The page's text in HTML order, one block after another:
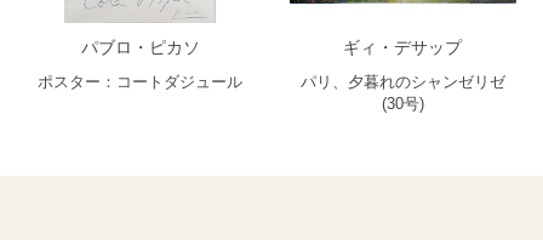
パブロ・ピカソ
ポスター：コートダジュール
ギィ・デサップ
パリ、夕暮れのシャンゼリゼ
(30号)